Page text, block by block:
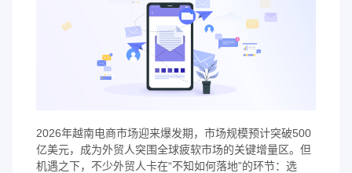
2026年越南电商市场迎来爆发期，市场规模预计突破500
亿美元，成为外贸人突围全球疲软市场的关键增量区。但
机遇之下，不少外贸人卡在“不知如何落地”的环节：选